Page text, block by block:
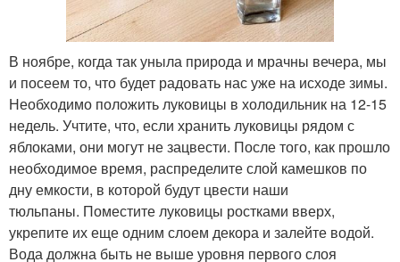
В ноябре, когда так уныла природа и мрачны вечера, мы
и посеем то, что будет радовать нас уже на исходе зимы.
Необходимо положить луковицы в холодильник на 12-15
недель. Учтите, что, если хранить луковицы рядом с
яблоками, они могут не зацвести. После того, как прошло
необходимое время, распределите слой камешков по
дну емкости, в которой будут цвести наши
тюльпаны. Поместите луковицы ростками вверх,
укрепите их еще одним слоем декора и залейте водой.
Вода должна быть не выше уровня первого слоя